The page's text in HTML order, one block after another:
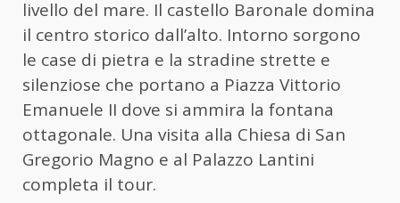
livello del mare. Il castello Baronale domina
il centro storico dall’alto. Intorno sorgono
le case di pietra e la stradine strette e
silenziose che portano a Piazza Vittorio
Emanuele II dove si ammira la fontana
ottagonale. Una visita alla Chiesa di San
Gregorio Magno e al Palazzo Lantini
completa il tour.